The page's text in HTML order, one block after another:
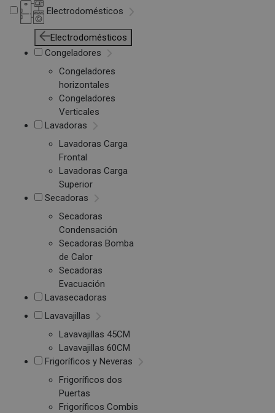
Electrodomésticos
Electrodomésticos
Congeladores
Congeladores
horizontales
Congeladores
Verticales
Lavadoras
Lavadoras Carga
Frontal
Lavadoras Carga
Superior
Secadoras
Secadoras
Condensación
Secadoras Bomba
de Calor
Secadoras
Evacuación
Lavasecadoras
Lavavajillas
Lavavajillas 45CM
Lavavajillas 60CM
Frigoríficos y Neveras
Frigoríficos dos
Puertas
Frigoríficos Combis